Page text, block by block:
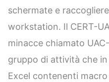
schermate e
workstation. Il CERT-
minacce chiamato
gruppo di attività che
Excel contenenti